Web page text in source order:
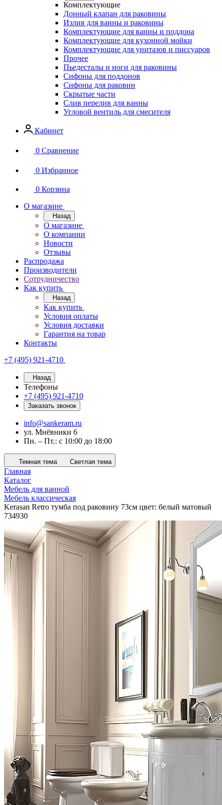
Комплектующие
Донный клапан для раковины
Излив для ванны и раковины
Комплектующие для ванны и поддона
Комплектующие для кухонной мойки
Комплектующие для унитазов и писсуаров
Прочее
Пьедесталы и ноги для раковины
Сифоны для поддонов
Сифоны для раковин
Скрытые части
Слив перелив для ванны
Угловой вентиль для смесителя
Кабинет
0 Сравнение
0 Избранное
0 Корзина
О магазине
Назад
О магазине
О компании
Новости
Отзывы
Распродажа
Производители
Сотрудничество
Как купить
Назад
Как купить
Условия оплаты
Условия доставки
Гарантия на товар
Контакты
+7 (495) 921-4710
Назад
Телефоны
+7 (495) 921-4710
Заказать звонок
info@sankeram.ru
ул. Мнёвники 6
Пн. – Пт.: с 10:00 до 18:00
Темная тема Светлая тема
Главная
Каталог
Мебель для ванной
Мебель классическая
Kerasan Retro тумба под раковину 73см цвет: белый матовый
734930